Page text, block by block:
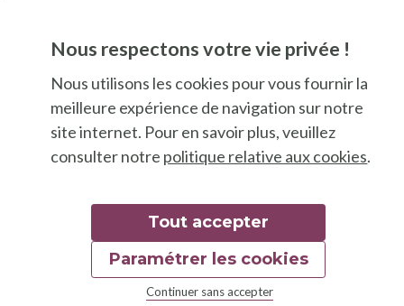
Nous respectons votre vie privée !
Nous utilisons les cookies pour vous fournir la
meilleure expérience de navigation sur notre
site internet. Pour en savoir plus, veuillez
consulter notre politique relative aux cookies.
Tout accepter
Continuer sans accepter
Paramétrer les cookies
Déclaration d'accessibilité
Charte graphique